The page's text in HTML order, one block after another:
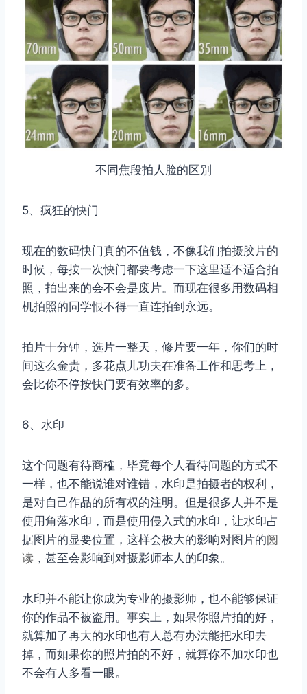
不同焦段拍人脸的区别
5、疯狂的快门
现在的数码快门真的不值钱，不像我们拍摄胶片的
时候，每按一次快门都要考虑一下这里适不适合拍
照，拍出来的会不会是废片。而现在很多用数码相
机拍照的同学恨不得一直连拍到永远。
拍片十分钟，选片一整天，修片要一年，你们的时
间这么金贵，多花点儿功夫在准备工作和思考上，
会比你不停按快门要有效率的多。
6、水印
这个问题有待商榷，毕竟每个人看待问题的方式不
一样，也不能说谁对谁错，水印是拍摄者的权利，
是对自己作品的所有权的注明。但是很多人并不是
使用角落水印，而是使用侵入式的水印，让水印占
据图片的显要位置，这样会极大的影响对图片的阅
读 ，甚至会影响到对摄影师本人的印象。
水印并不能让你成为专业的摄影师，也不能够保证
你的作品不被盗用。事实上，如果你照片拍的好，
就算加了再大的水印也有人总有办法能把水印去
掉，而如果你的照片拍的不好，就算你不加水印也
不会有人多看一眼。